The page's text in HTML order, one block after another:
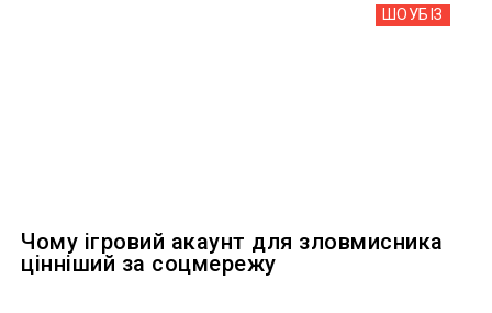
ШОУБIЗ
Чому ігровий акаунт для зловмисника
цінніший за соцмережу